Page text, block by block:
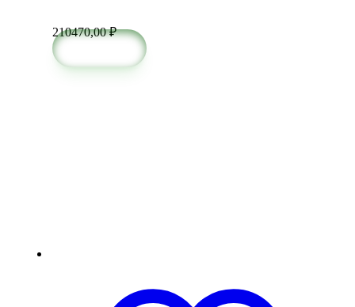
210470,00₽